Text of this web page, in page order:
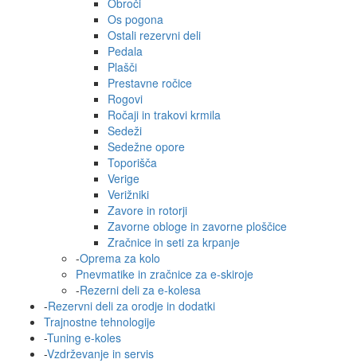
Obroči
Os pogona
Ostali rezervni deli
Pedala
Plašči
Prestavne ročice
Rogovi
Ročaji in trakovi krmila
Sedeži
Sedežne opore
Toporišča
Verige
Verižniki
Zavore in rotorji
Zavorne obloge in zavorne ploščice
Zračnice in seti za krpanje
-Oprema za kolo
Pnevmatike in zračnice za e-skiroje
-Rezerni deli za e-kolesa
-Rezervni deli za orodje in dodatki
Trajnostne tehnologije
-Tuning e-koles
-Vzdrževanje in servis